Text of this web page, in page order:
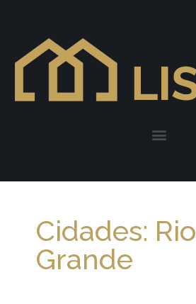
Cidades: Rio
Grande